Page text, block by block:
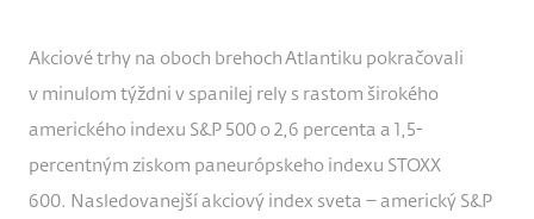
Akciové trhy na oboch brehoch Atlantiku pokračovali
v minulom týždni v spanilej rely s rastom širokého
amerického indexu S&P 500 o 2,6 percenta a 1,5-
percentným ziskom paneurópskeho indexu STOXX
600. Nasledovanejší akciový index sveta – americký S&P